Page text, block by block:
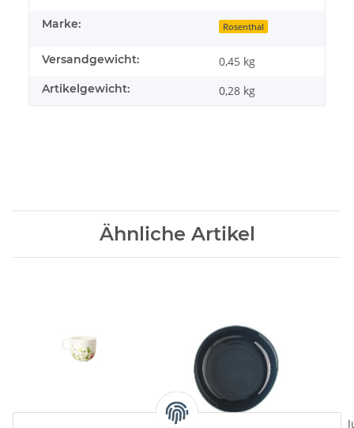
Marke: Rosenthal
Versandgewicht: 0,45 kg
Artikelgewicht: 0,28 kg
Ähnliche Artikel
Junto Ocean Blue Teller